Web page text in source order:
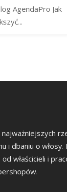
AgendaPro Jak
i dbaniu o włosy.
właścicieli i